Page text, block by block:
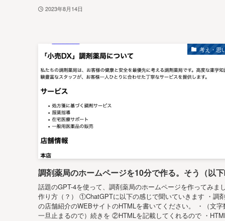
2023年8月14日
考え・思
調剤薬局のホームページを10分で作る。そう（以
話題のGPT-4を使って、調剤薬局のホームページを作ってみま
作り方（？） ①ChatGPTに以下の感じで聞いていきます ・調
の店舗紹介のWEBサイトのHTMLを書いてください。 ・（文字
一旦止まるので）続きを ②HTMLを記載してくれるので ・